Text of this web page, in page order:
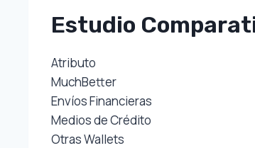
Estudio
Atributo
MuchBetter
Envíos Financieras
Medios de Crédito
Otras Wallets